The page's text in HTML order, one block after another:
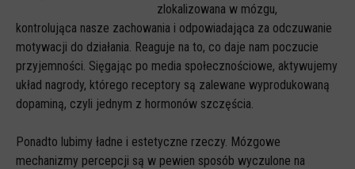
zlokalizowana w mózgu,
kontrolująca nasze zachowania i odpowiadająca za odczuwanie
motywacji do działania. Reaguje na to, co daje nam poczucie
przyjemności. Sięgając po media społecznościowe, aktywujemy
układ nagrody, którego receptory są zalewane wyprodukowaną
dopaminą, czyli jednym z hormonów szczęścia.
Ponadto lubimy ładne i estetyczne rzeczy. Mózgowe
mechanizmy percepcji są w pewien sposób wyczulone na